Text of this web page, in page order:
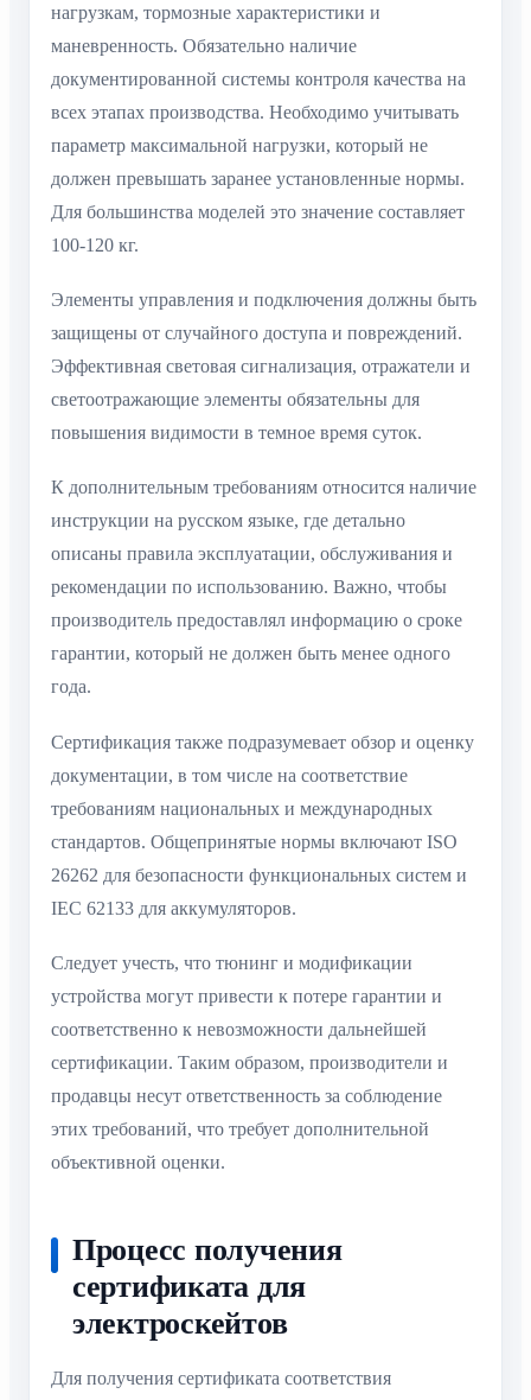
нагрузкам, тормозные характеристики и
маневренность. Обязательно наличие
документированной системы контроля качества на
всех этапах производства. Необходимо учитывать
параметр максимальной нагрузки, который не
должен превышать заранее установленные нормы.
Для большинства моделей это значение составляет
100-120 кг.
Элементы управления и подключения должны быть
защищены от случайного доступа и повреждений.
Эффективная световая сигнализация, отражатели и
светоотражающие элементы обязательны для
повышения видимости в темное время суток.
К дополнительным требованиям относится наличие
инструкции на русском языке, где детально
описаны правила эксплуатации, обслуживания и
рекомендации по использованию. Важно, чтобы
производитель предоставлял информацию о сроке
гарантии, который не должен быть менее одного
года.
Сертификация также подразумевает обзор и оценку
документации, в том числе на соответствие
требованиям национальных и международных
стандартов. Общепринятые нормы включают ISO
26262 для безопасности функциональных систем и
IEC 62133 для аккумуляторов.
Следует учесть, что тюнинг и модификации
устройства могут привести к потере гарантии и
соответственно к невозможности дальнейшей
сертификации. Таким образом, производители и
продавцы несут ответственность за соблюдение
этих требований, что требует дополнительной
объективной оценки.
Процесс получения
сертификата для
электроскейтов
Для получения сертификата соответствия